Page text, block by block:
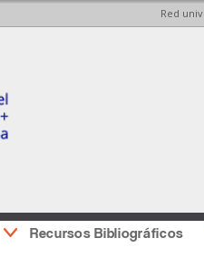
Red
Recursos Bibliográficos